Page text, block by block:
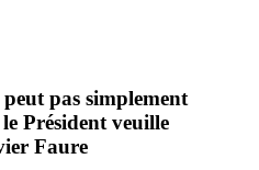
pas simplement
Président veuille
Faure